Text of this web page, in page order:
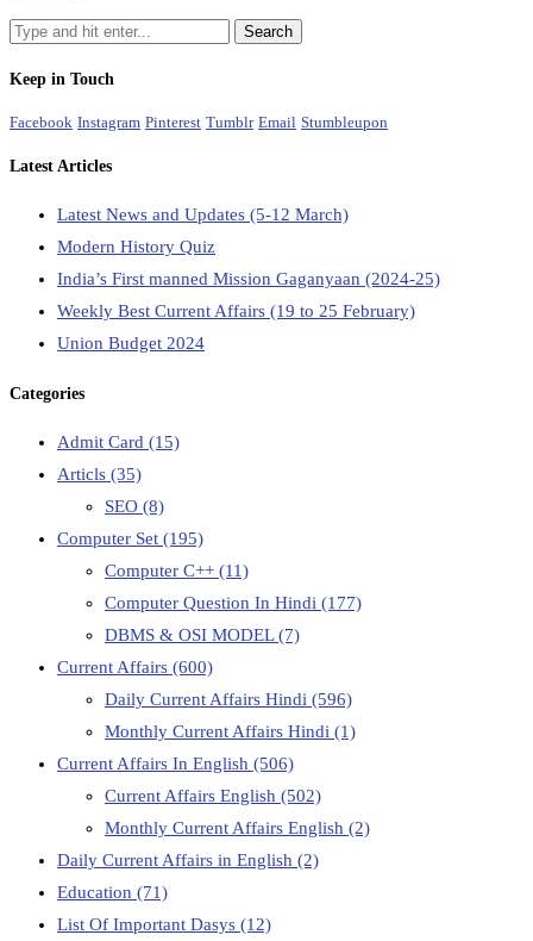
Keep in Touch
Facebook Instagram Pinterest Tumblr Email Stumbleupon
Latest Articles
Latest News and Updates (5-12 March)
Modern History Quiz
India’s First manned Mission Gaganyaan (2024-25)
Weekly Best Current Affairs (19 to 25 February)
Union Budget 2024
Categories
Admit Card (15)
Articls (35)
SEO (8)
Computer Set (195)
Computer C++ (11)
Computer Question In Hindi (177)
DBMS & OSI MODEL(7)
Current Affairs (600)
Daily Current Affairs Hindi (596)
Monthly Current Affairs Hindi (1)
Current Affairs In English (506)
Current Affairs English (502)
Monthly Current Affairs English (2)
Daily Current Affairs in English (2)
Education (71)
List Of Important Dasys (12)